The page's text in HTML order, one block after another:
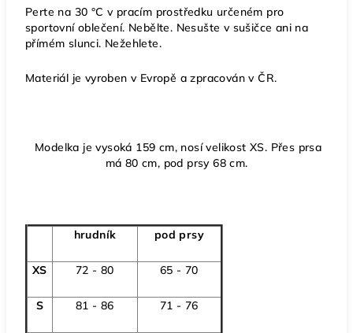
Perte na 30 °C v pracím prostředku určeném pro
sportovní oblečení. Nebělte. Nesušte v sušičce ani na
přímém slunci. Nežehlete.
Materiál je vyroben v Evropě a zpracován v ČR.
Modelka je vysoká 159 cm, nosí velikost XS. Přes prsa
má 80 cm, pod prsy 68 cm.
hrudník pod prsy
XS 72 - 80 65 - 70
S 81 - 86 71 - 76